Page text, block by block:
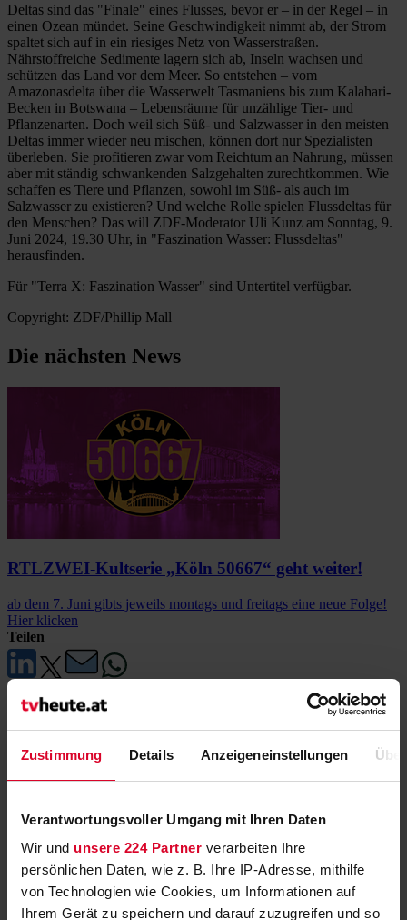
Zustimmung Details Anzeigeneinstellungen
Verantwortungsvoller Umgang mit Ihren Daten
Wir und unsere 224 Partner verarbeiten Ihre
persönlichen Daten, wie z. B. Ihre IP-Adresse, mithilfe
von Technologien wie Cookies, um Informationen auf
Ihrem Gerät zu speichern und darauf zuzugreifen und so
Deltas sind das "Finale" eines Flusses, bevor er – in der Regel – in
einen Ozean mündet. Seine Geschwindigkeit nimmt ab, der Strom
spaltet sich auf in ein riesiges Netz von Wasserstraßen.
Nährstoffreiche Sedimente lagern sich ab, Inseln wachsen und
schützen das Land vor dem Meer. So entstehen – vom
Amazonasdelta über die Wasserwelt Tasmaniens bis zum Kalahari-
Becken in Botswana – Lebensräume für unzählige Tier- und
Pflanzenarten. Doch weil sich Süß- und Salzwasser in den meisten
Deltas immer wieder neu mischen, können dort nur Spezialisten
überleben. Sie profitieren zwar vom Reichtum an Nahrung, müssen
aber mit ständig schwankenden Salzgehalten zurechtkommen. Wie
schaffen es Tiere und Pflanzen, sowohl im Süß- als auch im
Salzwasser zu existieren? Und welche Rolle spielen Flussdeltas für
den Menschen? Das will ZDF-Moderator Uli Kunz am Sonntag, 9.
Juni 2024, 19.30 Uhr, in "Faszination Wasser: Flussdeltas"
herausfinden.
Für "Terra X: Faszination Wasser" sind Untertitel verfügbar.
Copyright: ZDF/Phillip Mall
Die nächsten News
RTLZWEI-Kultserie „Köln 50667“ geht weiter!
ab dem 7. Juni gibts jeweils montags und freitags eine neue Folge!
Hier klicken
Teilen
ORF ON: Start auf allen Plattformen
Neue Streaming-Plattform ORF ON ab 22. Mai als Vollversion im
Neue Folgen, neue Location und neue
Stars: die „Pratersterne“
sechs neue Folgen Anfang 2025 in „DIE.NACHT“ in ORF 1